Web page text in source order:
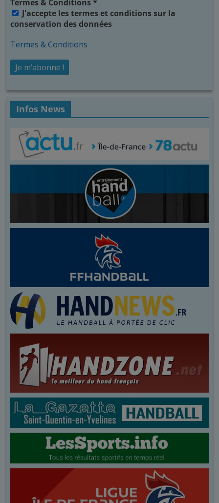
Termes & Conditions*
J'accepte les termes et conditions sur la
conservation des données
Termes & Conditions
Infos News